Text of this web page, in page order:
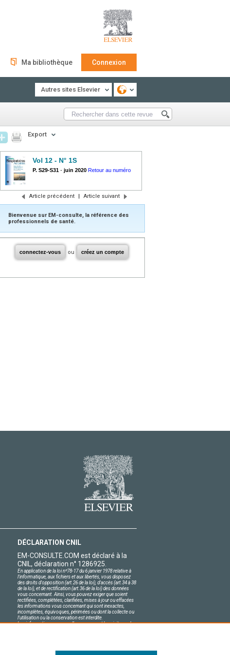
Ma bibliothèque Connexion
Autres sites Elsevier
Export
Vol 12 - N° 1S
P. S29-S31 - juin 2020 Retour au numéro
Article précédent | Article suivant
Bienvenue sur EM-consulte, la référence des
professionnels de santé.
connectez-vous ou créez un compte
DÉCLARATION CNIL
EM-CONSULTE.COM est déclaré à la
CNIL, déclaration n° 1286925.
En application de la loi nº78-17 du 6 janvier 1978 relative à
l'informatique, aux fichiers et aux libertés, vous disposez
des droits d'opposition (art.26 de la loi), d'accès (art.34 à 38
de la loi), et de rectification (art.36 de la loi) des données
vous concernant. Ainsi, vous pouvez exiger que soient
rectifiées, complétées, clarifiées, mises à jour ou effacées
les informations vous concernant qui sont inexactes,
incomplètes, équivoques, périmées ou dont la collecte ou
l'utilisation ou la conservation est interdite.
Les informations personnelles concernant les visiteurs de